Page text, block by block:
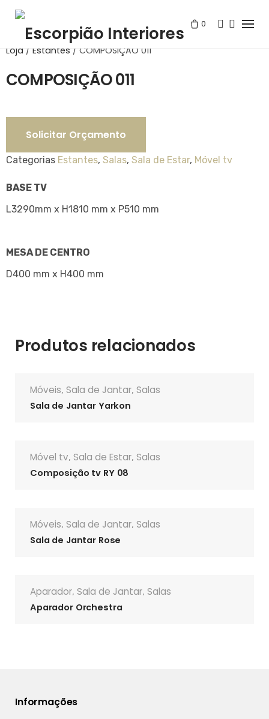
Skip
content
0
Loja / Estantes / COMPOSIÇÃO 011
COMPOSIÇÃO 011
Solicitar Orçamento
Categorias Estantes, Salas, Sala de Estar, Móvel tv
BASE TV
L3290mm x H1810 mm x P510 mm
MESA DE CENTRO
D400 mm x H400 mm
Produtos relacionados
Móveis, Sala de Jantar, Salas
Sala de Jantar Yarkon
Móvel tv, Sala de Estar, Salas
Composição tv RY 08
Móveis, Sala de Jantar, Salas
Sala de Jantar Rose
Aparador, Sala de Jantar, Salas
Aparador Orchestra
Informações